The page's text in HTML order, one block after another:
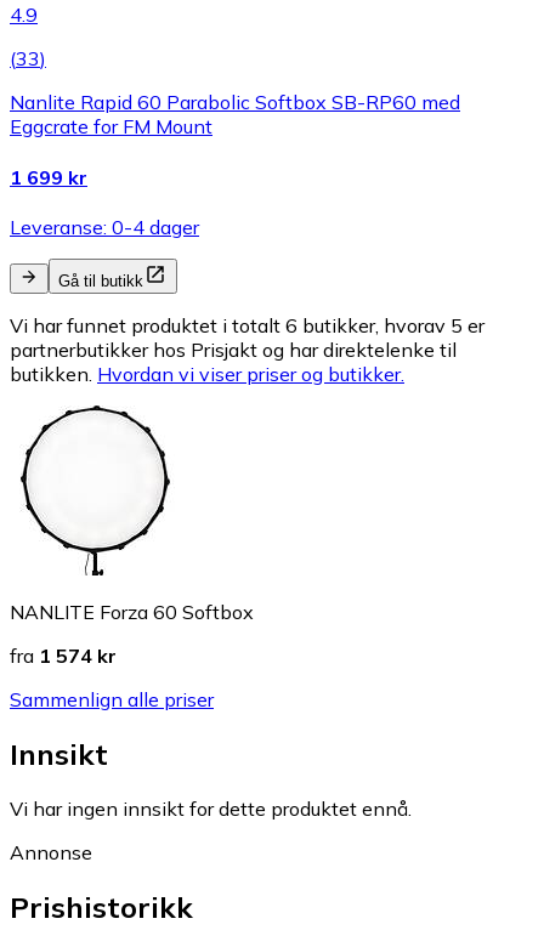
4.9
(33)
Nanlite Rapid 60 Parabolic Softbox SB-RP60 med
Eggcrate for FM Mount
1 699 kr
Leveranse: 0-4 dager
Gå til butikk
Vi har funnet produktet i totalt 6 butikker, hvorav 5 er
partnerbutikker hos Prisjakt og har direktelenke til
butikken. Hvordan vi viser priser og butikker.
NANLITE Forza 60 Softbox
fra 1 574 kr
Sammenlign alle priser
Innsikt
Vi har ingen innsikt for dette produktet ennå.
Annonse
Prishistorikk